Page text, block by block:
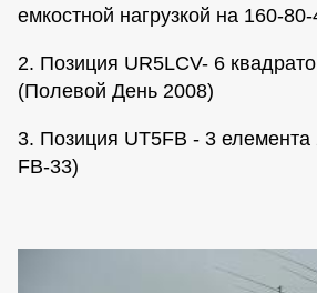
емкостной нагрузкой на 160-
2. Позиция UR5LCV- 6
(Полевой День 2008)
3. Позиция UT5FB - 3 елемента
FB-33)